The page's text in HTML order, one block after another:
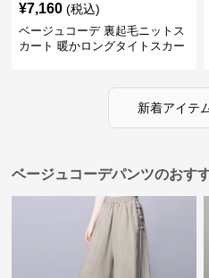
¥7,160 (税込)
ベージュコーデ 裏起毛ニットス
カート 暖かロングタイトスカー
新着アイテ
ベージュコーデパンツのおす